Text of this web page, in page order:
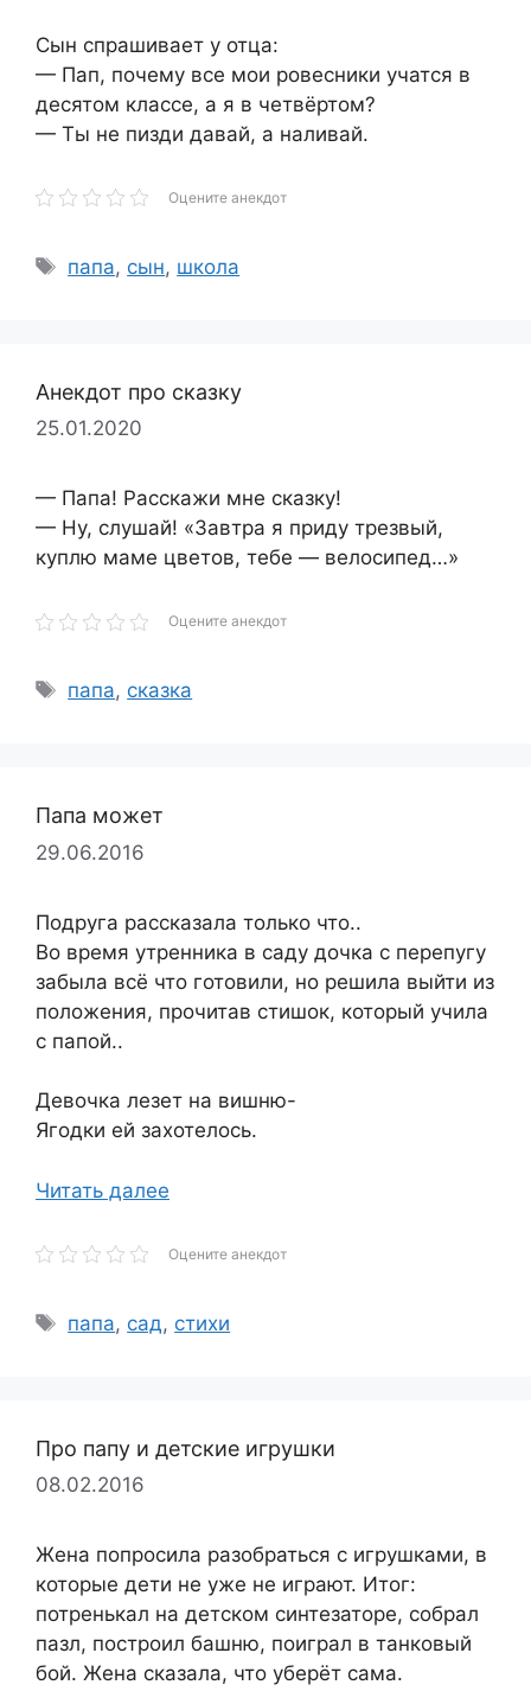
Сын спрашивает у отца:
— Пап, почему все мои ровесники учатся в
десятом классе, а я в четвёртом?
— Ты не пизди давай, а наливай.
Оцените анекдот
Метки
папа, сын, школа
Анекдот про сказку
25.01.2020
— Папа! Расскажи мне сказку!
— Ну, слушай! «Завтра я приду трезвый,
куплю маме цветов, тебе — велосипед…»
Оцените анекдот
Метки
папа, сказка
Папа может
29.06.2016
Подруга рассказала только что..
Во время утренника в саду дочка с перепугу
забыла всё что готовили, но решила выйти из
положения, прочитав стишок, который учила
с папой..
Девочка лезет на вишню-
Ягодки ей захотелось.
Читать далее
Оцените анекдот
Метки
папа, сад, стихи
Про папу и детские игрушки
08.02.2016
Жена попросила разобраться с игрушками, в
которые дети не уже не играют. Итог:
потренькал на детском синтезаторе, собрал
пазл, построил башню, поиграл в танковый
бой. Жена сказала, что уберёт сама.